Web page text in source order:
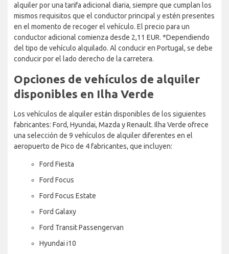
alquiler por una tarifa adicional diaria, siempre que cumplan los
mismos requisitos que el conductor principal y estén presentes
en el momento de recoger el vehículo. El precio para un
conductor adicional comienza desde 2,11 EUR. *Dependiendo
del tipo de vehículo alquilado. Al conducir en Portugal, se debe
conducir por el lado derecho de la carretera.
Opciones de vehículos de alquiler
disponibles en Ilha Verde
Los vehículos de alquiler están disponibles de los siguientes
fabricantes: Ford, Hyundai, Mazda y Renault. Ilha Verde ofrece
una selección de 9 vehículos de alquiler diferentes en el
aeropuerto de Pico de 4 fabricantes, que incluyen:
Ford Fiesta
Ford Focus
Ford Focus Estate
Ford Galaxy
Ford Transit Passengervan
Hyundai i10